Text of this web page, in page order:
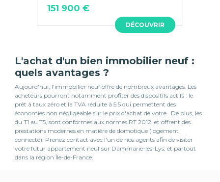
DÉCOUVRIR
151 900 €
L'achat d'un bien immobilier neuf :
quels avantages ?
Aujourd'hui, l'immobilier neuf offre de nombreux avantages. Les
acheteurs pourront notamment profiter des dispositifs actifs : le
prêt à taux zéro et la TVA réduite à 5.5 qui permettent des
économies non négligeable sur le prix d'achat de votre . De plus, les
du T1 au T5, sont conformes aux normes RT 2012, et offrent des
prestations modernes en matière de domotique (logement
connecté). Prenez contact avec l'un de nos agents afin de visiter
votre futur appartement neuf sur Dammarie-les-Lys, et partout
dans la région Île-de-France.